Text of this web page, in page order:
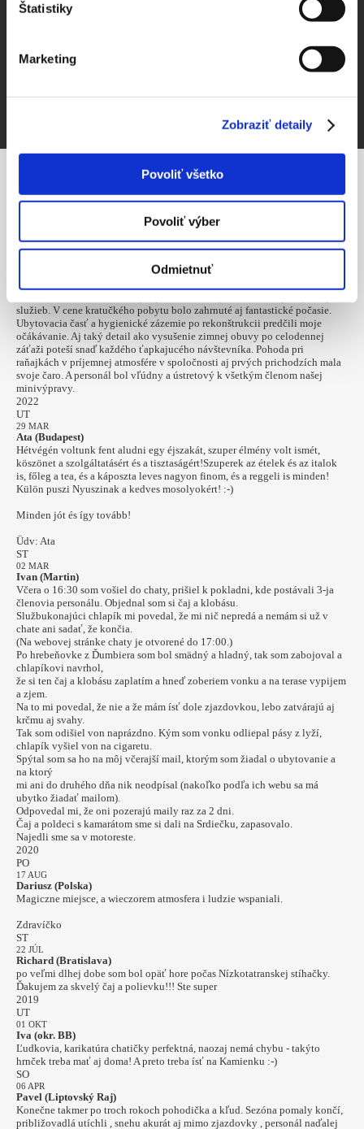
Štatistiky
Marketing
Zobraziť detaily
Povoliť všetko
Povoliť výber
Odmietnuť
7 - ŠTYRI =
2023
Pavel (Liptovský Raj)
služieb. V cene kratučkého pobytu bolo zahrnuté aj fantastické počasie.
Ubytovacia časť a hygienické zázemie po rekonštrukcii predčili moje
očákávanie. Aj taký detail ako vysušenie zimnej obuvy po celodennej
záťaži poteší snaď každého ťapkajucého návštevníka. Pohoda pri
raňajkách v príjemnej atmosfére v spoločnosti aj prvých prichodzích mala
svoje čaro. A personál bol vľúdny a ústretový k všetkým členom našej
minivýpravy.
2022
UT
29 MAR
Ata (Budapest)
Hétvégén voltunk fent aludni egy éjszakát, szuper élmény volt ismét,
köszönet a szolgáltatásért és a tisztaságért!Szuperek az ételek és az italok
is, főleg a tea, és a káposzta leves nagyon finom, és a reggeli is minden!
Külön puszi Nyuszinak a kedves mosolyokért! :-)
Minden jót és így tovább!
Üdv: Ata
ST
02 MAR
Ivan (Martin)
Včera o 16:30 som vošiel do chaty, prišiel k pokladni, kde postávali 3-ja
členovia personálu. Objednal som si čaj a klobásu.
Službukonajúci chlapík mi povedal, že mi nič nepredá a nemám si už v
chate ani sadať, že končia.
(Na webovej stránke chaty je otvorené do 17:00.)
Po hrebeňovke z Ďumbiera som bol smädný a hladný, tak som zabojoval a
chlapíkovi navrhol,
že si ten čaj a klobásu zaplatím a hneď zoberiem vonku a na terase vypijem
a zjem.
Na to mi povedal, že nie a že mám ísť dole zjazdovkou, lebo zatvárajú aj
krčmu aj svahy.
Tak som odišiel von naprázdno. Kým som vonku odliepal pásy z lyží,
chlapík vyšiel von na cigaretu.
Spýtal som sa ho na môj včerajší mail, ktorým som žiadal o ubytovanie a
na ktorý
mi ani do druhého dňa nik neodpísal (nakoľko podľa ich webu sa má
ubytko žiadať mailom).
Odpovedal mi, že oni pozerajú maily raz za 2 dni.
Čaj a poldeci s kamarátom sme si dali na Srdiečku, zapasovalo.
Najedli sme sa v motoreste.
2020
PO
17 AUG
Dariusz (Polska)
Magiczne miejsce, a wieczorem atmosfera i ludzie wspaniali.
Zdravíčko
ST
22 JÚL
Richard (Bratislava)
po veľmi dlhej dobe som bol opäť hore počas Nízkotatranskej stíhačky.
Ďakujem za skvelý čaj a polievku!!! Ste super
2019
UT
01 OKT
Iva (okr. BB)
Ľudkovia, karikatúra chatičky perfektná, naozaj nemá chybu - takýto
hrnček treba mať aj doma! A preto treba ísť na Kamienku :-)
SO
06 APR
Pavel (Liptovský Raj)
Konečne takmer po troch rokoch pohodička a kľud. Sezóna pomaly končí,
približovadlá utíchli , snehu akurát aj mimo zjazdovky , personál naďalej